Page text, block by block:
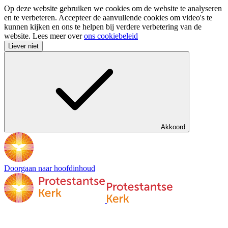
Op deze website gebruiken we cookies om de website te analyseren
en te verbeteren. Accepteer de aanvullende cookies om video's te
kunnen kijken en ons te helpen bij verdere verbetering van de
website. Lees meer overons cookiebeleid
Liever niet
Akkoord
Doorgaan naar hoofdinhoud